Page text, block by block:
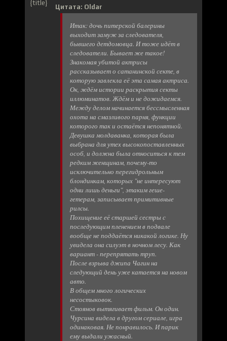
Цитата: Oldar
Итак: дочь питерской балерины
выходит замуж за следователя,
бывшего детдомовца. И тоже идёт в
следователи. Бывает же такое!
Знакомая убитой актрисы
рассказывает о сатанинской секте, в
которую завлекла её эта самая актриса.
Ок, ждём истории раскрытия секты
иллюминатов. Ждём и не дожидаемся.
Между делом начинается бессмысленная
охота на смазливого парня, функции
которого так и остаётся непонятной.
Девушка молдаванка, которая была
выбрана для утех высокопоставленных
особ, и должна была относиться к тем
редким женщинам, почему-то
исключительно перегидрольным
блондинкам, которых "не интересуют
одни лишь деньги", этаким геше-
гетерам, записывает примитивные
рилсы.
Похищение её старшей сестры с
последующим пленением в подвале
вообще не поддаётся никакой логике. Ну
увидела она силуэт в ночном лесу. Как
вариант - перепрятать труп.
После взрыва джипа Чагин на
следующий день уже катается на новом
авто.
В общем много логических
несостыковок.
Стоянов вытягивает фильм. Он один.
Чурсина видела в другом сериале, игра
одинаковая. Не понравилось. И парик
ему выдали ужасный.